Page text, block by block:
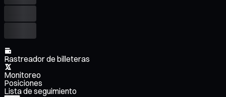
Rastreador de billeteras
Monitoreo
Posiciones
Lista de seguimiento